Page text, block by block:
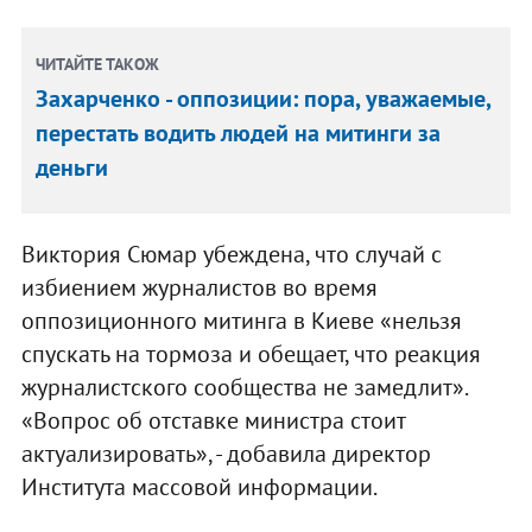
ЧИТАЙТЕ ТАКОЖ
Захарченко - оппозиции: пора, уважаемые,
перестать водить людей на митинги за
деньги
Виктория Сюмар убеждена, что случай с
избиением журналистов во время
оппозиционного митинга в Киеве «нельзя
спускать на тормоза и обещает, что реакция
журналистского сообщества не замедлит».
«Вопрос об отставке министра стоит
актуализировать», - добавила директор
Института массовой информации.